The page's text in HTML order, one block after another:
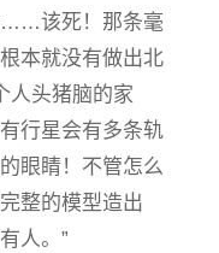
……该死！那条毫
本就没有做出北
人头猪脑的家
行星会有多条轨
眼睛！不管怎么
整的模型造出
人。”